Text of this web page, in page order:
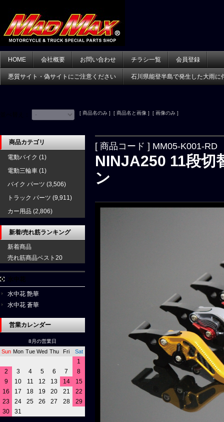
HOME 会社概要 お問い合わせ チラシ一覧 会員登録
悪質サイト・偽サイトにご注意ください 石川県能登半島で発生した大雨に
[ 商品名のみ ] [ 商品名と画像 ] [ 画像のみ ]
[ 商品コード ] MM05-K001-RD
NINJA250 11段切
ン
商品カテゴリ
電動バイク (1)
電動三輪車 (1)
バイク パーツ (3,506)
トラック パーツ (9,911)
カー用品 (2,806)
新着/売れ筋ランキング
新着商品
売れ筋商品ベスト20
水中花 艶華
水中花 蒼華
営業カレンダー
8月の営業日
Sun Mon Tue Wed Thu Fri Sat
1
2
3 4 5 6 7
8
9
10 11 12 13 14
15
16
17 18 19 20 21
22
23
24 25 26 27 28
29
30
31